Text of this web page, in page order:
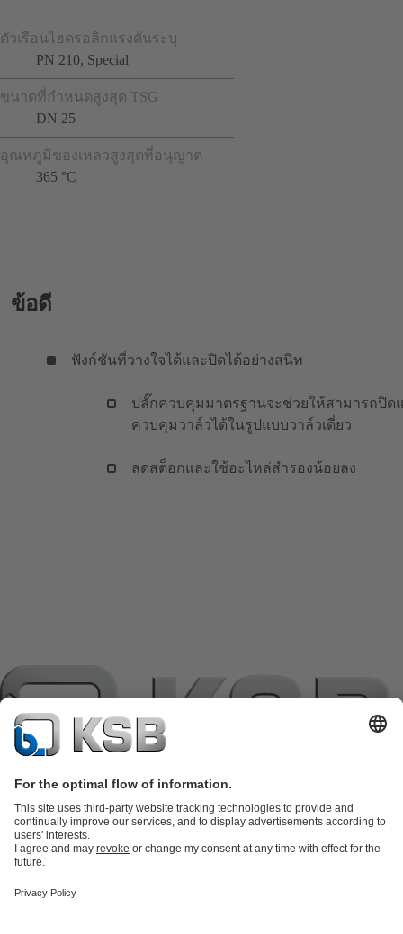
ตัวเรือนไฮดรอลิกแรงดันระบุ
PN 210, Special
ขนาดที่กำหนดสูงสุด TSG
DN 25
อุณหภูมิของเหลวสูงสุดที่อนุญาต
365 °C
ข้อดี
ฟังก์ชันที่วางใจได้และปิดได้อย่างสนิท
ปลั๊กควบคุมมาตรฐานจะช่วยให้สามารถปิด
ควบคุมวาล์วได้ในรูปแบบวาล์วเดี่ยว
ลดสต็อกและใช้อะไหล่สำรองน้อยลง
แค็ตตาล็อกผลิตภัณฑ์อะไหล่บริการด้านเทคนิคตะกร้าสินค้า
เทคโนโลยีสำหรับงานน้ำเสีย